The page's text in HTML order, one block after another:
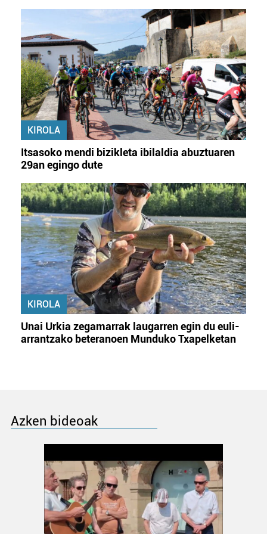
Lortu zure datu pertsonalak prozesatzeko moduari
buruzko informazio gehiago eta ezarri zure lehentasunak
datuen atalean. Edozein unetan alda edo ken dezakezu
zure baimena Cookieen adierazpenean.
Webgune honek cookie propioak eta hirugarrenen cookie-
fitxategiak erabiltzen ditu. Zure esperientzia eta
zerbitzuak hobetzeko asmoz, cookie teknologiaz
erabiltzeko baimen esplizitua ematen diguzu.Gehiago
KIROLA
Itsasoko mendi bizikleta ibilaldia abuztuaren
29an egingo dute
KIROLA
Unai Urkia zegamarrak laugarren egin du euli-
arrantzako beteranoen Munduko Txapelketan
Azken bideoak